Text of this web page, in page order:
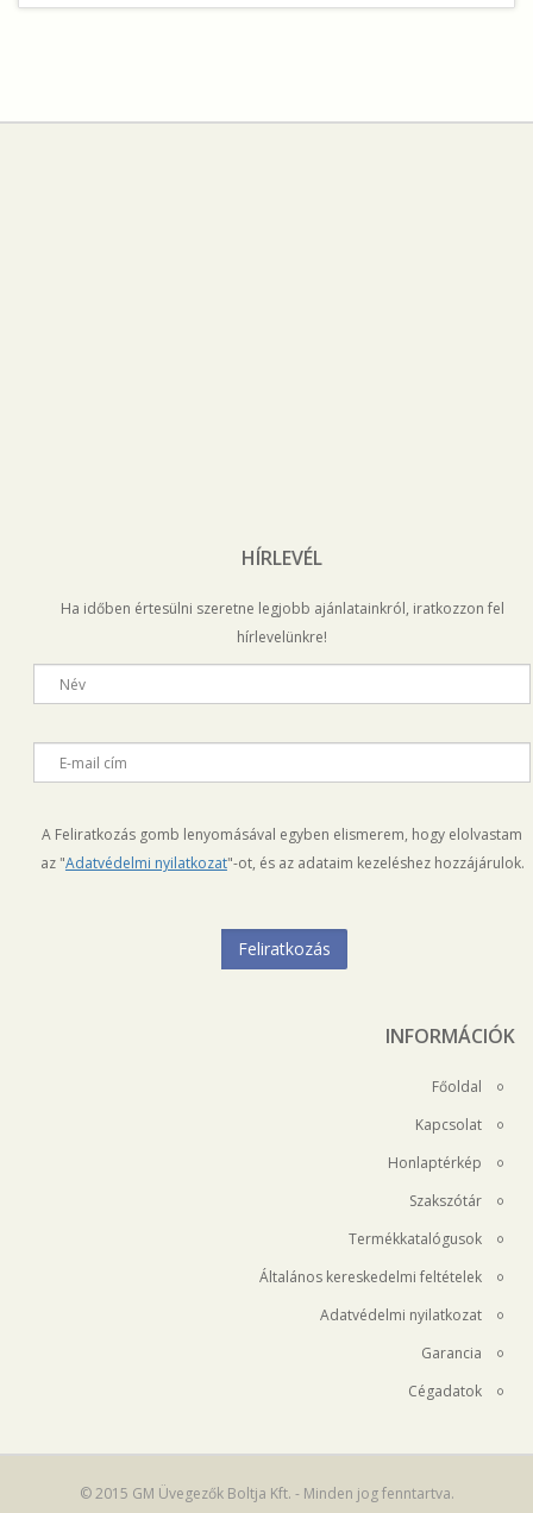
HÍRLEVÉL
Ha időben értesülni szeretne legjobb ajánlatainkról, iratkozzon fel
hírlevelünkre!
Név
E-mail cím
A Feliratkozás gomb lenyomásával egyben elismerem, hogy elolvastam
az "Adatvédelmi nyilatkozat"-ot, és az adataim kezeléshez hozzájárulok.
INFORMÁCIÓK
Főoldal
Kapcsolat
Honlaptérkép
Szakszótár
Termékkatalógusok
Általános kereskedelmi feltételek
Adatvédelmi nyilatkozat
Garancia
Cégadatok
© 2015 GM Üvegezők Boltja Kft. - Minden jog fenntartva.